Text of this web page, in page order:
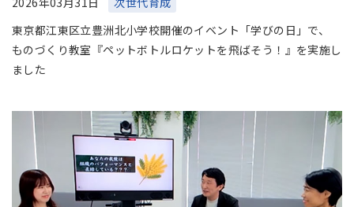
東京都江東区立豊洲北小学校開催のイベント「学びの日」で、
ものづくり教室『ペットボトルロケットを飛ばそう！』を実施し
ました